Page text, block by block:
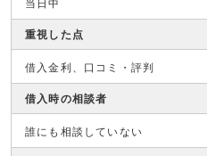
当日中
重視した点
借入金利、口コミ・評判
借入時の相談者
誰にも相談していない